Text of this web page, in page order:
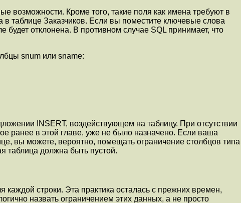
возможности. Кроме того, такие поля как имена требуют в
таблице Заказчиков. Если вы поместите ключевые слова
отклонена. В противном случае SQL принимает, что
snum или sname:
INSERT, воздействующем на таблицу. При отсутствии
ранее в этой главе, уже не было назначено. Если ваша
вы можете, вероятно, помещать ограничение столбцов типа
таблица должна быть пустой.
строки. Эта практика осталась с прежних времен,
назвать ограничением этих данных, а не просто